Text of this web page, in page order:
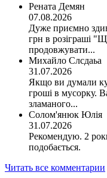
Рената Демян
07.08.2026
Дуже приємно
грн в розіграші
продовжувати...
Михайло Слсдаьа
31.07.2026
Якщо ви думали
гроші в мусорку.
зламаного...
Солом'янюк Юлія
31.07.2026
Рекомендую. 2
подобається.
Читать все комментарии